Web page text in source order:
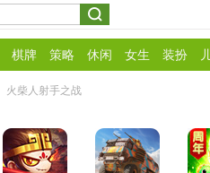
棋牌 策略 休闲 女生 装扮
火柴人射手之战